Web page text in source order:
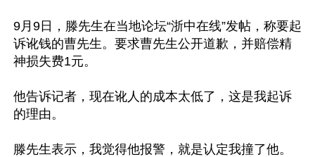
9月9日，滕先生在当地论坛“浙中在线”发帖，称要起
诉讹钱的曹先生。要求曹先生公开道歉，并赔偿精
神损失费1元。
他告诉记者，现在讹人的成本太低了，这是我起诉
的理由。
滕先生表示，我觉得他报警，就是认定我撞了他。